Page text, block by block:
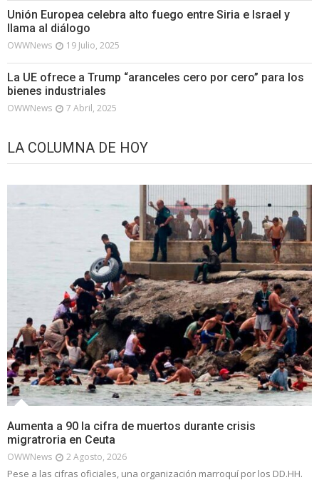
Unión Europea celebra alto fuego entre Siria e Israel y
llama al diálogo
OWWNews 19 Julio, 2025
La UE ofrece a Trump “aranceles cero por cero” para los
bienes industriales
OWWNews 7 Abril, 2025
LA COLUMNA DE HOY
Aumenta a 90 la cifra de muertos durante crisis
migratroria en Ceuta
OWWNews 2 Agosto, 2026
Pese a las cifras oficiales, una organización marroquí por los DD.HH.